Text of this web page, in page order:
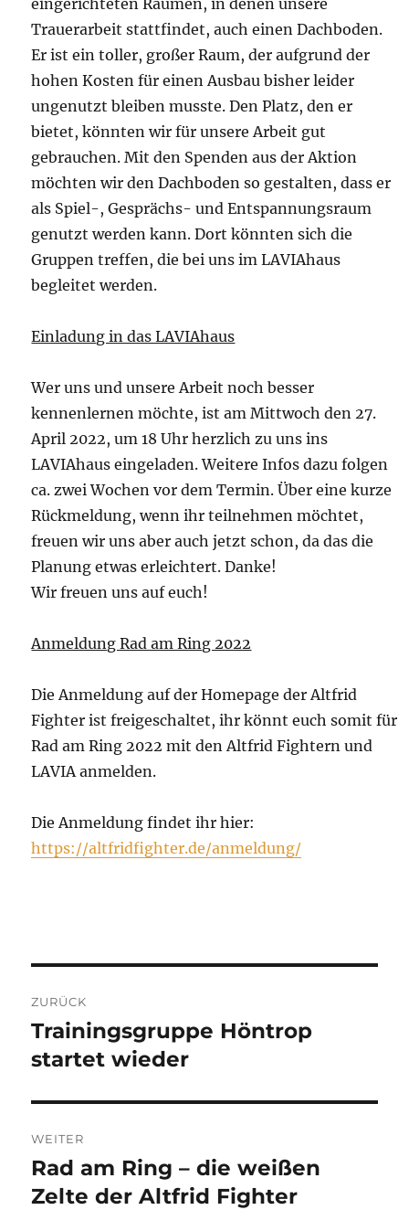
Trauerarbeit stattfindet, auch einen Dachboden.
Er ist ein toller, großer Raum, der aufgrund der
hohen Kosten für einen Ausbau bisher leider
ungenutzt bleiben musste. Den Platz, den er
bietet, könnten wir für unsere Arbeit gut
gebrauchen. Mit den Spenden aus der Aktion
möchten wir den Dachboden so gestalten, dass er
als Spiel-, Gesprächs- und Entspannungsraum
genutzt werden kann. Dort könnten sich die
Gruppen treffen, die bei uns im LAVIAhaus
begleitet werden.
Einladung in das LAVIAhaus
Wer uns und unsere Arbeit noch besser
kennenlernen möchte, ist am Mittwoch den 27.
April 2022, um 18 Uhr herzlich zu uns ins
LAVIAhaus eingeladen. Weitere Infos dazu folgen
ca. zwei Wochen vor dem Termin. Über eine kurze
Rückmeldung, wenn ihr teilnehmen möchtet,
freuen wir uns aber auch jetzt schon, da das die
Planung etwas erleichtert. Danke!
Wir freuen uns auf euch!
Anmeldung Rad am Ring 2022
Die Anmeldung auf der Homepage der Altfrid
Fighter ist freigeschaltet, ihr könnt euch somit für
Rad am Ring 2022 mit den Altfrid Fightern und
LAVIA anmelden.
Die Anmeldung findet ihr hier:
https://altfridfighter.de/anmeldung/
ZURÜCK
Vorheriger
Beitrag:
Trainingsgruppe Höntrop
startet wieder
WEITER
Nächster
Beitrag:
Rad am Ring – die weißen
Zelte der Altfrid Fighter